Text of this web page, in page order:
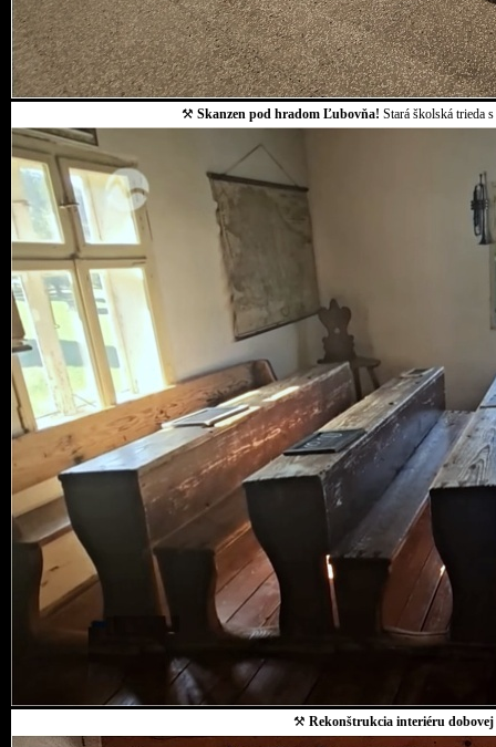
⚒ Skanzen pod hradom Ľubovňa! Stará školská trieda
⚒ Rekonštrukcia interiéru